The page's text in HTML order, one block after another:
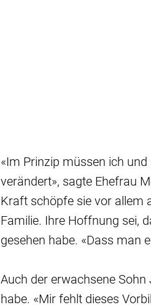
«Im Prinzip müssen ich
verändert», sagte Ehefrau
Kraft schöpfe sie vor allem
Familie. Ihre Hoffnung sei,
gesehen habe. «Dass man
Auch der erwachsene
habe. «Mir fehlt dieses